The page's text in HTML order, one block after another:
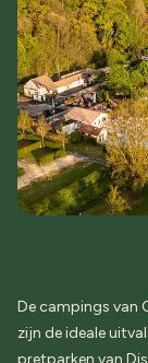
De campings van
zijn de ideale